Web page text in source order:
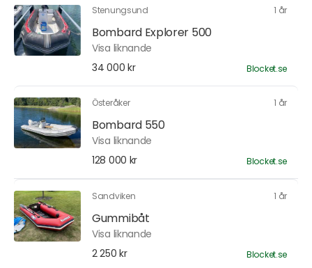
Stenungsund 1 år
Bombard Explorer 500
Visa liknande
34 000 kr
Blocket.se
Österåker 1 år
Bombard 550
Visa liknande
128 000 kr
Blocket.se
Sandviken 1 år
Gummibåt
Visa liknande
2 250 kr
Blocket.se